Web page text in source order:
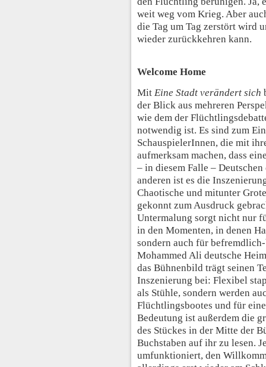
weit weg vom Krieg. Aber
die Tag um Tag zerstört wird
wieder zurückkehren kann.
Welcome Home
Mit Eine Stadt verändert sich
der Blick aus mehreren
wie dem der
notwendig ist. Es sind zum
SchauspielerInnen, die mit
aufmerksam machen, dass
– in diesem Falle –
anderen ist es die
Chaotische und mitunter
gekonnt zum Ausdruck
Untermalung sorgt nicht nur
in den Momenten, in denen
sondern auch für
Mohammed Ali deutsche
das Bühnenbild trägt seinen
Inszenierung bei: Flexibel
als Stühle, sondern werden
Flüchtlingsbootes und für
Bedeutung ist außerdem die
des Stückes in der Mitte der
Buchstaben auf ihr zu lesen.
umfunktioniert, den